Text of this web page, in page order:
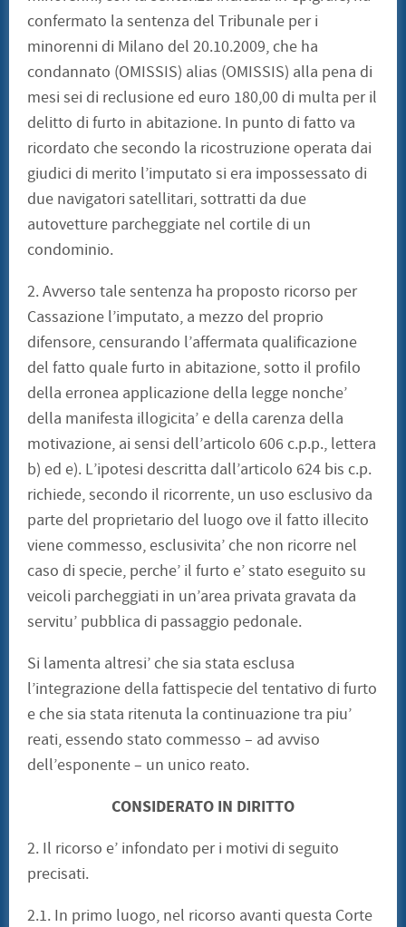
confermato la sentenza del Tribunale per i
minorenni di Milano del 20.10.2009, che ha
condannato (OMISSIS) alias (OMISSIS) alla pena di
mesi sei di reclusione ed euro 180,00 di multa per il
delitto di furto in abitazione. In punto di fatto va
ricordato che secondo la ricostruzione operata dai
giudici di merito l’imputato si era impossessato di
due navigatori satellitari, sottratti da due
autovetture parcheggiate nel cortile di un
condominio.
2. Avverso tale sentenza ha proposto ricorso per
Cassazione l’imputato, a mezzo del proprio
difensore, censurando l’affermata qualificazione
del fatto quale furto in abitazione, sotto il profilo
della erronea applicazione della legge nonche’
della manifesta illogicita’ e della carenza della
motivazione, ai sensi dell’articolo 606 c.p.p., lettera
b) ed e). L’ipotesi descritta dall’articolo 624 bis c.p.
richiede, secondo il ricorrente, un uso esclusivo da
parte del proprietario del luogo ove il fatto illecito
viene commesso, esclusivita’ che non ricorre nel
caso di specie, perche’ il furto e’ stato eseguito su
veicoli parcheggiati in un’area privata gravata da
servitu’ pubblica di passaggio pedonale.
Si lamenta altresi’ che sia stata esclusa
l’integrazione della fattispecie del tentativo di furto
e che sia stata ritenuta la continuazione tra piu’
reati, essendo stato commesso – ad avviso
dell’esponente – un unico reato.
CONSIDERATO IN DIRITTO
2. Il ricorso e’ infondato per i motivi di seguito
precisati.
2.1. In primo luogo, nel ricorso avanti questa Corte